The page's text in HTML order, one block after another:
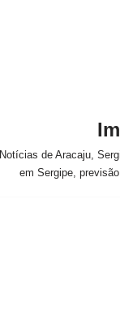
de Aracaju,
em Sergipe,